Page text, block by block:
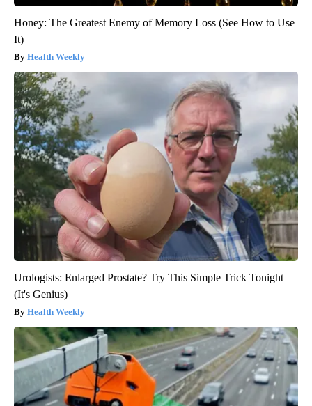
Honey: The Greatest Enemy of Memory Loss (See How to Use
It)
Health Weekly
Urologists: Enlarged Prostate? Try This Simple Trick Tonight
(It's Genius)
Health Weekly